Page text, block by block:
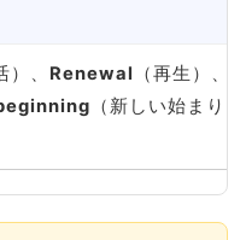
）、 Renewal （再生）、
（新しい始まり）